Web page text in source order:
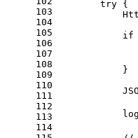
103
104
105
106
107
108
109
110
111
112
113
114
try {
if
            }